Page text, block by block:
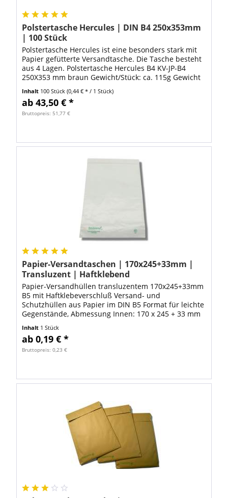
Polstertasche Hercules | DIN B4 250x353mm
| 100 Stück
Polstertasche Hercules ist eine besonders stark mit
Papier gefütterte Versandtasche. Die Tasche besteht
aus 4 Lagen. Polstertasche Hercules B4 KV-JP-B4
250X353 mm braun Gewicht/Stück: ca. 115g Gewicht
Inhalt 100 Stück(0,44 € * / 1 Stück)
ab 43,50 € *
Bruttopreis: 51,77 €
Papier-Versandtaschen | 170x245+33mm |
Transluzent | Haftklebend
Papier-Versandhüllen transluzentem 170x245+33mm
B5 mit Haftklebeverschluß Versand- und
Schutzhüllen aus Papier im DIN B5 Format für leichte
Gegenstände, Abmessung Innen: 170 x 245 + 33 mm
Inhalt 1 Stück
ab 0,19 € *
Bruttopreis: 0,23 €